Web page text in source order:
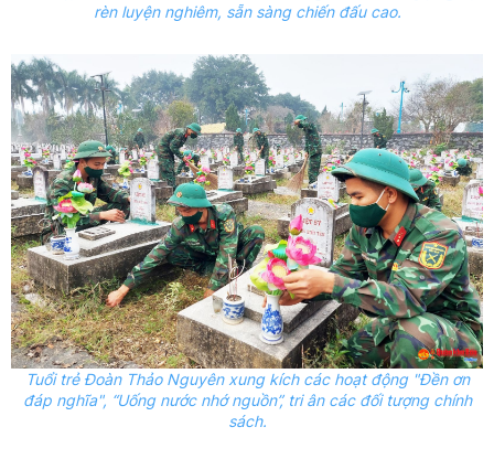
rèn luyện nghiêm, sẵn sàng chiến đấu cao.
Tuổi trẻ Đoàn Thảo Nguyên xung kích các hoạt động "Đền ơn
đáp nghĩa", “Uốngnước nhớnguồn”, tri ân các đối tượng chính
sách.